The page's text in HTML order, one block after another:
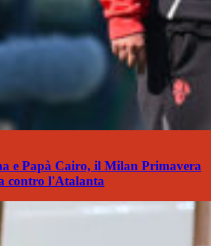
e Papà Cairo, il Milan Primavera
contro l'Atalanta